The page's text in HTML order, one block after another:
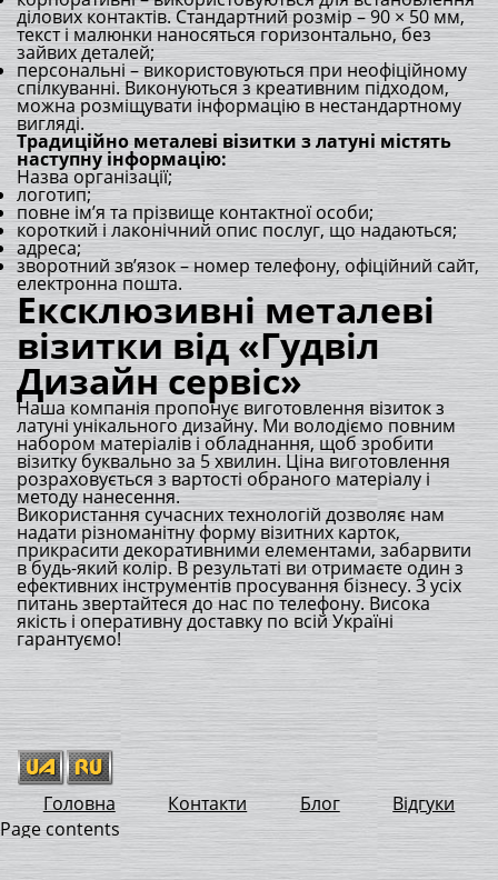
ділових контактів. Стандартний розмір – 90 × 50 мм,
текст і малюнки наносяться горизонтально, без
зайвих деталей;
персональні – використовуються при неофіційному
спілкуванні. Виконуються з креативним підходом,
можна розміщувати інформацію в нестандартному
вигляді.
Традиційно металеві візитки з латуні містять
наступну інформацію:
Назва організації;
логотип;
повне ім’я та прізвище контактної особи;
короткий і лаконічний опис послуг, що надаються;
адреса;
зворотний зв’язок – номер телефону, офіційний сайт,
електронна пошта.
Ексклюзивні металеві
візитки від «Гудвіл
Дизайн сервіс»
Наша компанія пропонує виготовлення візиток з
латуні унікального дизайну. Ми володіємо повним
набором матеріалів і обладнання, щоб зробити
візитку буквально за 5 хвилин. Ціна виготовлення
розраховується з вартості обраного матеріалу і
методу нанесення.
Використання сучасних технологій дозволяє нам
надати різноманітну форму візитних карток,
прикрасити декоративними елементами, забарвити
в будь-який колір. В результаті ви отримаєте один з
ефективних інструментів просування бізнесу. З усіх
питань звертайтеся до нас по телефону. Висока
якість і оперативну доставку по всій Україні
гарантуємо!
Головна Контакти Блог
Відгуки
Page contents